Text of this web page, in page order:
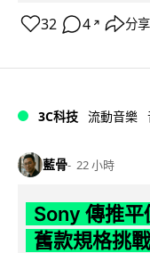
32 4 ↗ 分享
3C科技 流動音樂
藍骨 22 小時
Sony 傳推
舊款規格挑